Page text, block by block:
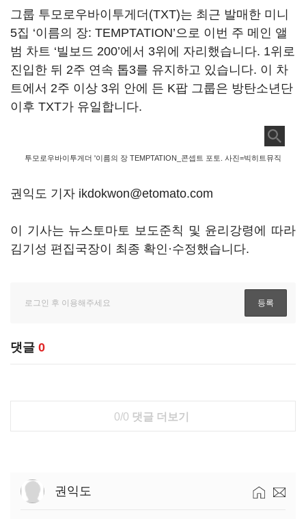
그룹 투모로우바이투게더(TXT)는 최근 발매한 미니
5집 ‘이름의 장: TEMPTATION’으로 이번 주 메인 앨
범 차트 ‘빌보드 200’에서 3위에 자리했습니다. 1위로
진입한 뒤 2주 연속 톱3를 유지하고 있습니다. 이 차
트에서 2주 이상 3위 안에 든 K팝 그룹은 방탄소년단
이후 TXT가 유일합니다.
투모로우바이투게더 '이름의 장 TEMPTATION_콘셉트 포토. 사진=빅히트뮤직
권익도 기자 ikdokwon@etomato.com
이 기사는 뉴스토마토 보도준칙 및 윤리강령에 따라
김기성 편집국장이 최종 확인·수정했습니다.
댓글 0
0/0 댓글 더보기
권익도